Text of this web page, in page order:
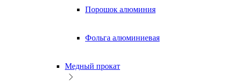
Порошок алюминия
Фольга алюминиевая
Медный прокат